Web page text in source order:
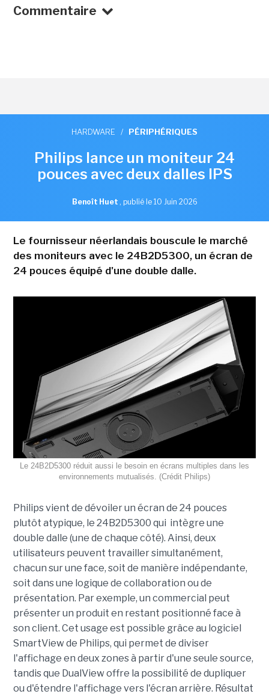
Commentaire
HARDWARE / PÉRIPHÉRIQUES
Philips lance un moniteur 24
pouces avec deux dalles IPS
Benoît Huet , publié le 10 Juin 2026
Le fournisseur néerlandais bouscule le marché
des moniteurs avec le 24B2D5300, un écran de
24 pouces équipé d'une double dalle.
Le 24B2D5300 réduit aussi le besoin en écrans multiples dans les
environnements mutualisés. (Crédit Philips)
Philips vient de dévoiler un écran de 24 pouces
plutôt atypique, le 24B2D5300 qui intègre une
double dalle (une de chaque côté). Ainsi, deux
utilisateurs peuvent travailler simultanément,
chacun sur une face, soit de manière indépendante,
soit dans une logique de collaboration ou de
présentation. Par exemple, un commercial peut
présenter un produit en restant positionné face à
son client. Cet usage est possible grâce au logiciel
SmartView de Philips, qui permet de diviser
l'affichage en deux zones à partir d'une seule source,
tandis que DualView offre la possibilité de dupliquer
ou d'étendre l'affichage vers l'écran arrière. Résultat